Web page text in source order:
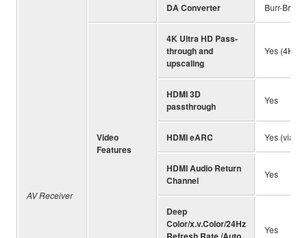
AV Receiver
DA Converter Burr-
Video
Features
4K Ultra HD Pass-
through and
upscaling
Yes (4K /
HDMI 3D
passthrough
Yes
HDMI eARC Yes (via
HDMI Audio Return
Channel
Yes
Deep
Color/x.v.Color/24Hz
Yes